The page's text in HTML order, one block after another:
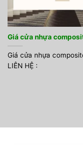
Giá cửa nhựa
Giá cửa nhựa
LIÊN HỆ :